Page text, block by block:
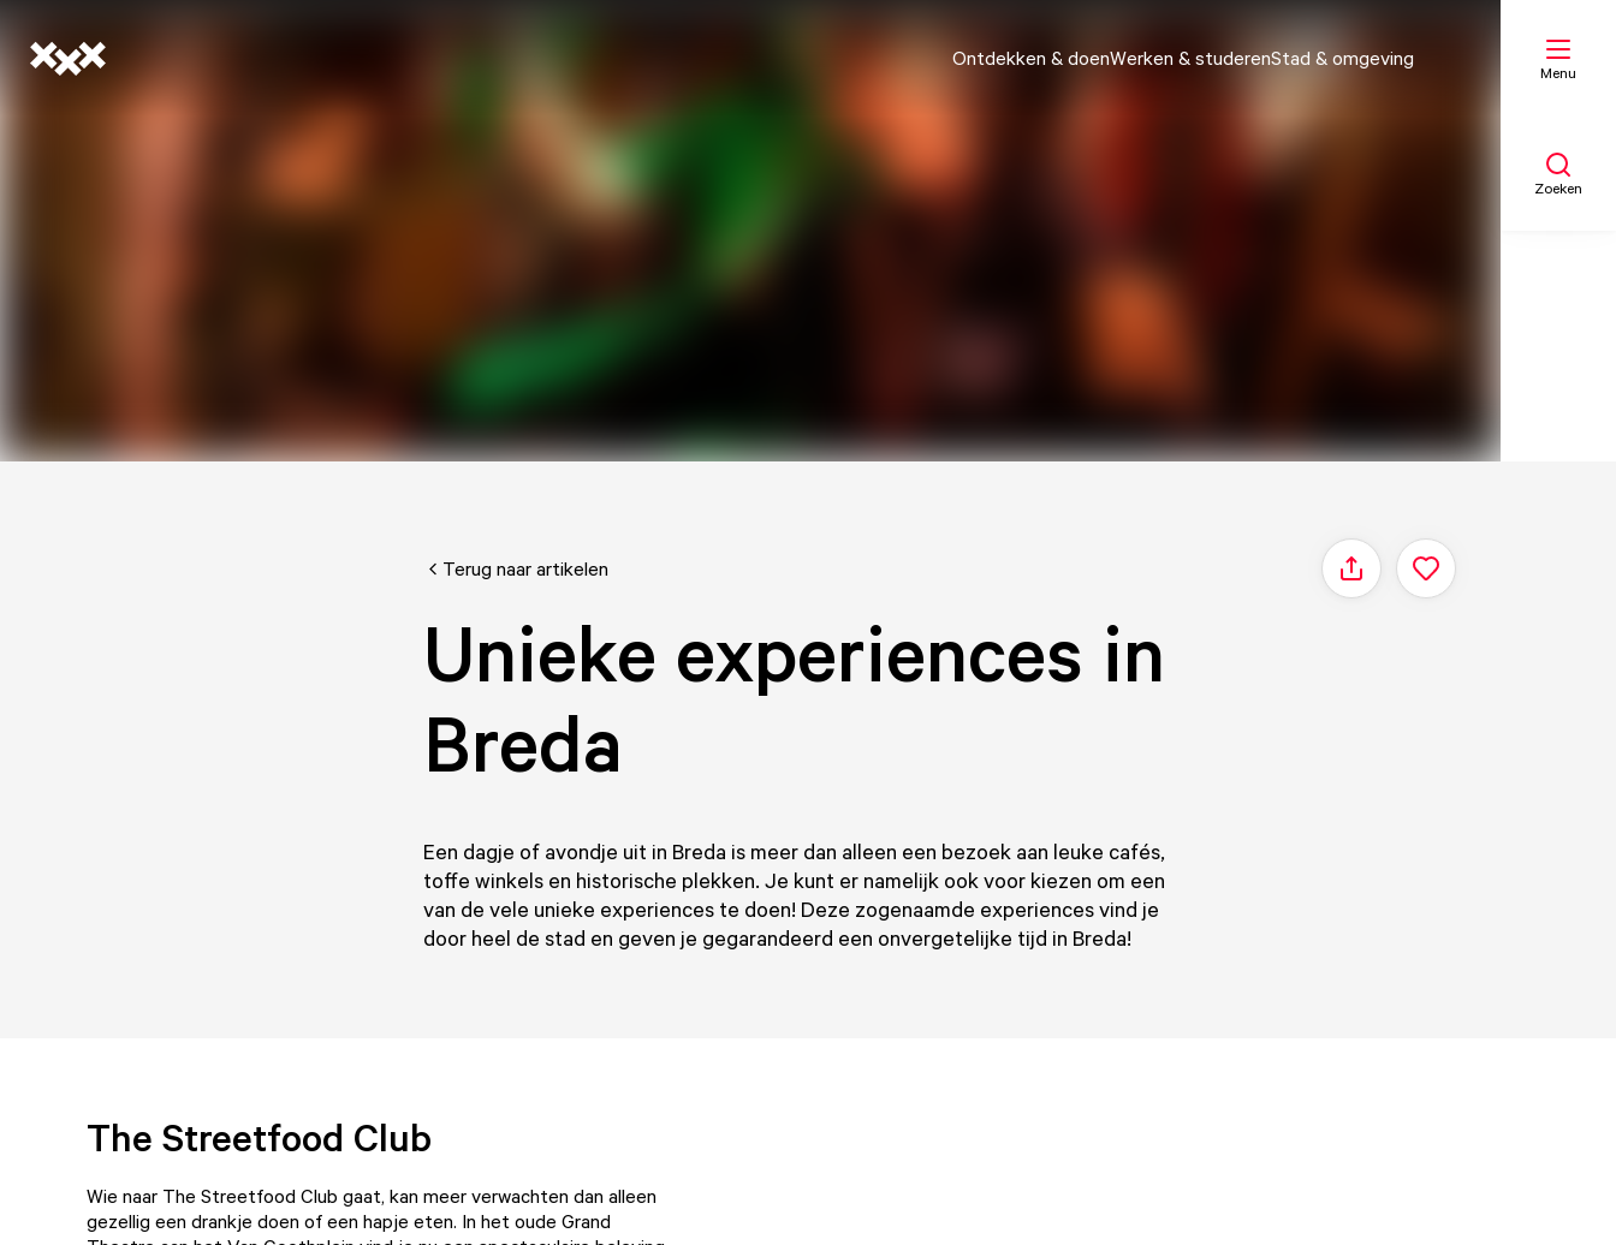
Ontdekken & doenWerken & studerenStad & omgeving
Menu
Zoeken
Terug naar artikelen Delen
Unieke experiences in
Breda
Een dagje of avondje uit in Breda is meer dan alleen een bezoek aan leuke cafés,
toffe winkels en historische plekken. Je kunt er namelijk ook voor kiezen om een
van de vele unieke experiences te doen! Deze zogenaamde experiences vind je
door heel de stad en geven je gegarandeerd een onvergetelijke tijd in Breda!
The Streetfood Club
Wie naar The Streetfood Club gaat, kan meer verwachten dan alleen
gezellig een drankje doen of een hapje eten. In het oude Grand